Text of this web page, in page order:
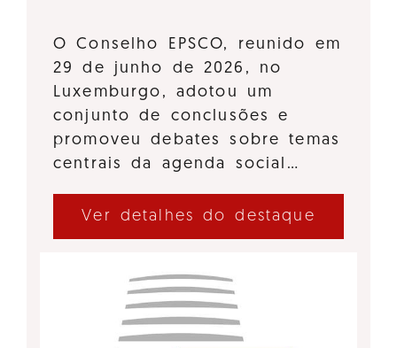
O Conselho EPSCO, reunido em
29 de junho de 2026, no
Luxemburgo, adotou um
conjunto de conclusões e
promoveu debates sobre temas
centrais da agenda social…
Ver detalhes do destaque